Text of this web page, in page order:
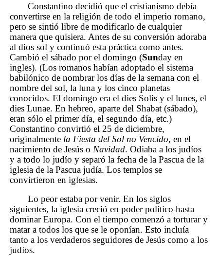
Constantino decidió que el cristianismo debía
convertirse en la religión de todo el imperio romano,
pero se sintió libre de modificarlo de cualquier
manera que quisiera. Antes de su conversión adoraba
al dios sol y continuó esta práctica como antes.
Cambió el sábado por el domingo (Sunday en
ingles). (Los romanos habían adoptado el sistema
babilónico de nombrar los días de la semana con el
nombre del sol, la luna y los cinco planetas
conocidos. El domingo era el dies Solis y el lunes, el
dies Lunae. En hebreo, aparte del Shabat (sábado),
eran sólo el primer día, el segundo día, etc.)
Constantino convirtió el 25 de diciembre,
originalmente la Fiesta del Sol no Vencido, en el
nacimiento de Jesús o Navidad. Odiaba a los judíos
y a todo lo judío y separó la fecha de la Pascua de la
iglesia de la Pascua judía. Los templos se
convirtieron en iglesias.
Lo peor estaba por venir. En los siglos
siguientes, la iglesia creció en poder político hasta
dominar Europa. Con el tiempo comenzó a torturar y
matar a todos los que se le oponían. Esto incluía
tanto a los verdaderos seguidores de Jesús como a los
judíos.